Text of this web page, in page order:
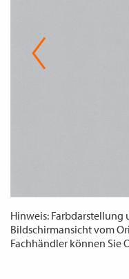
Hinweis: Farbdarstellung
Bildschirmansicht vom
Fachhändler können Sie